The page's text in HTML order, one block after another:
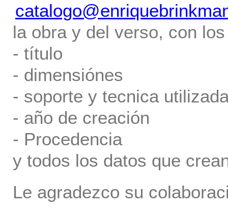
la obra y del verso, con
- título
- dimensiónes
- soporte y tecnica
- año de creación
- Procedencia
y todos los datos que
Le agradezco su